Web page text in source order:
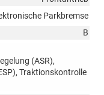
Parkbremse
B
(ASR),
Traktionskontrolle